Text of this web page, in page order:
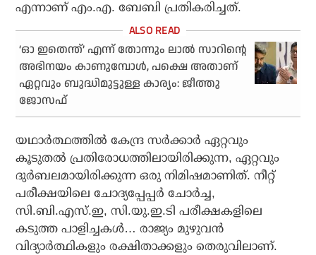
എന്നാണ് എം.എ. ബേബി പ്രതികരിച്ചത്.
‘ഓ ഇതെന്ത്’ എന്ന് തോന്നും ലാൽ സാറിന്റെ
അഭിനയം കാണുമ്പോൾ, പക്ഷെ അതാണ്
ഏറ്റവും ബുദ്ധിമുട്ടുള്ള കാര്യം: ജീത്തു
ജോസഫ്
യഥാര്‍ത്ഥത്തില്‍ കേന്ദ്ര സര്‍ക്കാര്‍ ഏറ്റവും
കൂടുതല്‍ പ്രതിരോധത്തിലായിരിക്കുന്ന, ഏറ്റവും
ദുര്‍ബലമായിരിക്കുന്ന ഒരു നിമിഷമാണിത്. നീറ്റ്
പരീക്ഷയിലെ ചോദ്യപ്പേപ്പര്‍ ചോര്‍ച്ച,
സി.ബി.എസ്.ഇ, സി.യു.ഇ.ടി പരീക്ഷകളിലെ
കടുത്ത പാളിച്ചകള്‍… രാജ്യം മുഴുവന്‍
വിദ്യാര്‍ത്ഥികളും രക്ഷിതാക്കളും തെരുവിലാണ്.